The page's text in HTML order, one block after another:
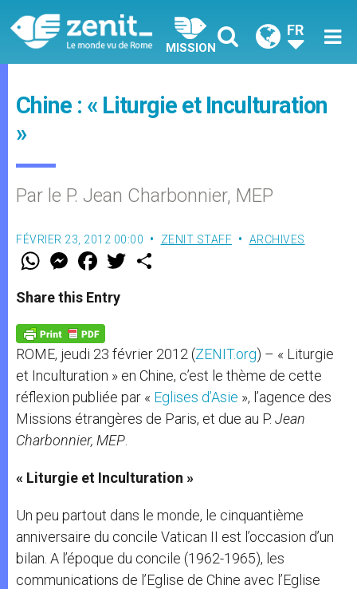
MISSION
FR
Chine : « Liturgie et Inculturation
»
Par le P. Jean Charbonnier, MEP
FÉVRIER 23, 2012 00:00 ZENIT STAFF ARCHIVES
W
t
s
p
p
M
e
s
e
g
e
r
F
a
e
b
o
k
w
Share this Entry
ROME, jeudi 23 février 2012 (ZENIT.org) – « Liturgie
et Inculturation » en Chine, c’est le thème de cette
réflexion publiée par « Eglises d’Asie », l’agence des
Missions étrangères de Paris, et due au P. Jean
Charbonnier, MEP
« Liturgie et Inculturation »
Un peu partout dans le monde, le cinquantième
anniversaire du concile Vatican II est l’occasion d’un
bilan. A l’époque du concile (1962-1965), les
communications de l’Eglise de Chine avec l’Eglise